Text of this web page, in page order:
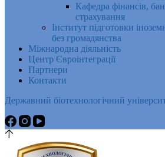
Кафедра фінансів,
страхування
Інститут підготовки
без громадянства
Міжнародна діяльність
Центр Євроінтеграції
Партнери
Контакти
Державний біотехнологічний